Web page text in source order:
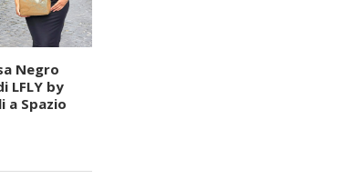
Negro
LFLY by
a Spazio